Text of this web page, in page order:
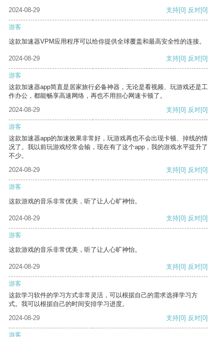
2024-08-29 支持[0] 反对[0]
游客
这款加速器VPM应用程序可以给你提供全球覆盖和最高安全性的连接。
2024-08-29 支持[0] 反对[0]
游客
这款加速器app简直是居家旅行必备神器，无论是看视频、玩游戏还是工
作办公，都能畅享高速网络，再也不用担心网速卡顿了。
2024-08-29
支持[0] 反对[0]
游客
这款加速器app的加速效果非常好，玩游戏再也不会出现卡顿、掉线的情
况了。我以前玩游戏经常会输，现在有了这个app，我的游戏水平提升了
不少。
2024-08-29
支持[0] 反对[0]
游客
这款游戏的音乐非常优美，听了让人心旷神怡。
2024-08-29 支持[0] 反对[0]
游客
这款游戏的音乐非常优美，听了让人心旷神怡。
2024-08-29 支持[0] 反对[0]
游客
这款学习软件的学习方式非常灵活，可以根据自己的需求选择学习方
式。我可以根据自己的时间安排学习进度。
2024-08-29
支持[0] 反对[0]
游客